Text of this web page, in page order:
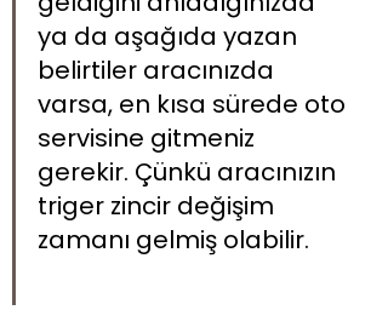
ya da aşağıda yazan
belirtiler aracınızda
varsa, en kısa sürede oto
servisine gitmeniz
gerekir. Çünkü aracınızın
triger zincir değişim
zamanı gelmiş olabilir.